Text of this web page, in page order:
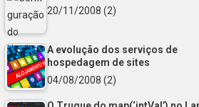
20/11/2008 (2)
A evolução dos serviços de
hospedagem de sites
04/08/2008 (2)